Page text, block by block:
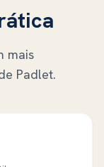
mais
Padlet.